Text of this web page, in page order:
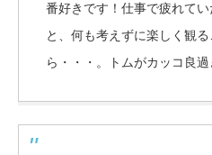
番好きです！仕事で疲れて
と、何も考えずに楽しく観
ら・・・。トムがカッコ良